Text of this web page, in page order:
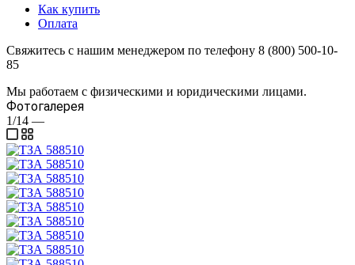
Как купить
Оплата
Свяжитесь с нашим менеджером по телефону 8 (800) 500-10-
85
Мы работаем с физическими и юридическими лицами.
Фотогалерея
1/14 —